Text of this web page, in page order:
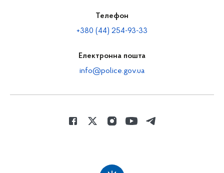
Телефон
+380 (44) 254-93-33
Електронна пошта
info@police.gov.ua